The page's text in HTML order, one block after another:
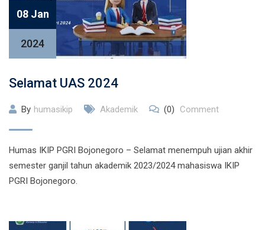
08 Jan
2024
Selamat UAS 2024
By humasikip Akademik (0) Comment
Humas IKIP PGRI Bojonegoro – Selamat menempuh ujian akhir
semester ganjil tahun akademik 2023/2024 mahasiswa IKIP
PGRI Bojonegoro.